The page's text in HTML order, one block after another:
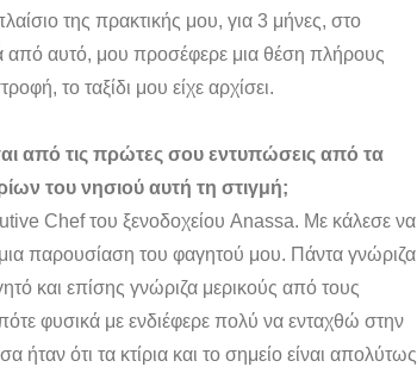
της πρακτικής μου, για 3 μήνες, στο
από αυτό, μου προσέφερε μια θέση πλήρους
το ταξίδι μου είχε αρχίσει.
από τις πρώτες σου εντυπώσεις από τα
του νησιού αυτή τη στιγμή;
Chef του ξενοδοχείου Anassa. Με κάλεσε να
παρουσίαση του φαγητού μου. Πάντα γνώριζα
και επίσης γνώριζα μερικούς από τους
φυσικά με ενδιέφερε πολύ να ενταχθώ στην
ότι τα κτίρια και το σημείο είναι απολύτως